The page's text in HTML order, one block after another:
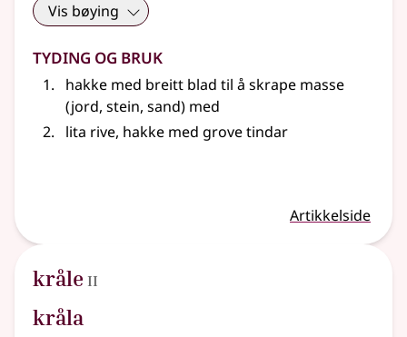
Vis bøying
Tyding og bruk
hakke med breitt blad til å skrape masse
(jord, stein, sand) med
lita rive, hakke med grove tindar
Artikkelside
kråle 2
II
kråla